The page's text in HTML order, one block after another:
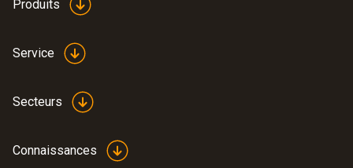
Produits
Service
Secteurs
Connaissances